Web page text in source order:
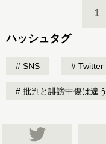
1
ハッシュタグ
SNS Twitter
批判と誹謗中傷は違う